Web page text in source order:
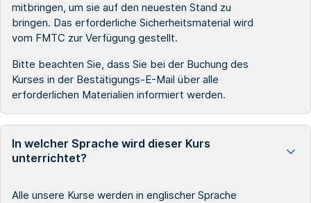
mitbringen, um sie auf den neuesten Stand zu
bringen. Das erforderliche Sicherheitsmaterial wird
vom FMTC zur Verfügung gestellt.
Bitte beachten Sie, dass Sie bei der Buchung des
Kurses in der Bestätigungs-E-Mail über alle
erforderlichen Materialien informiert werden.
In welcher Sprache wird dieser Kurs
unterrichtet?
Alle unsere Kurse werden in englischer Sprache